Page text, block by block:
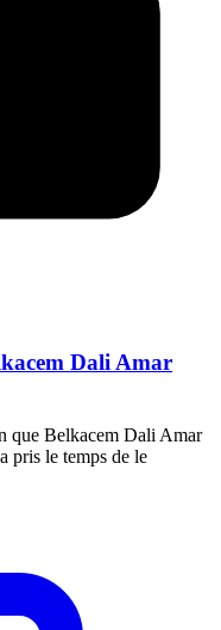
Dali Amar
que Belkacem Dali Amar
pris le temps de le